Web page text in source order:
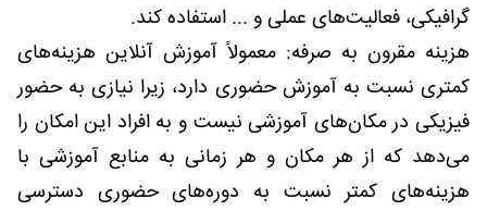
گرافیکی، فعالیت‌های عملی و ... استفاده کند.
هزینه مقرون به صرفه: معمولاً آموزش آنلاین هزینه‌های
کمتری نسبت به آموزش حضوری دارد، زیرا نیازی به حضور
فیزیکی در مکان‌های آموزشی نیست و به افراد این امکان را
می‌دهد که از هر مکان و هر زمانی به منابع آموزشی با
هزینه‌های کمتر نسبت به دوره‌های حضوری دسترسی